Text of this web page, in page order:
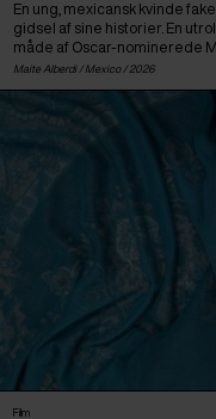
En ung, mexicansk kvinde
gidsel af sine historier. En
måde af Oscar-nominerede
Maite Alberdi / Mexico/ 2026
Film